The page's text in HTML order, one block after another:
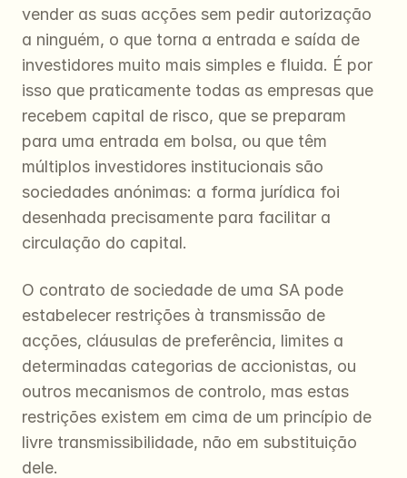
vender as suas acções sem pedir autorização
a ninguém, o que torna a entrada e saída de
investidores muito mais simples e fluida. É por
isso que praticamente todas as empresas que
recebem capital de risco, que se preparam
para uma entrada em bolsa, ou que têm
múltiplos investidores institucionais são
sociedades anónimas: a forma jurídica foi
desenhada precisamente para facilitar a
circulação do capital.
O contrato de sociedade de uma SA pode
estabelecer restrições à transmissão de
acções, cláusulas de preferência, limites a
determinadas categorias de accionistas, ou
outros mecanismos de controlo, mas estas
restrições existem em cima de um princípio de
livre transmissibilidade, não em substituição
dele.